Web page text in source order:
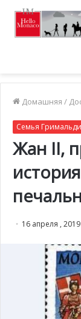
Домашняя /
Семья Гримальди
Жан II,
16 апреля , 2019